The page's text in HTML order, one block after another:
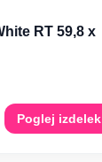
RT 59,8 x
Poglej izdelek